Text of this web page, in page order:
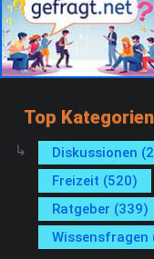
Top Kategorien
Diskussionen
Freizeit (520)
Ratgeber (339)
Wissensfragen